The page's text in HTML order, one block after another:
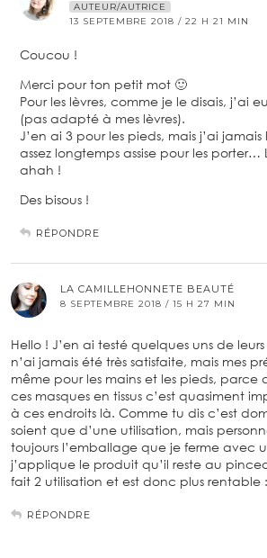
AUTEUR/AUTRICE
13 SEPTEMBRE 2018 / 22 H 21 MIN
Coucou !
Merci pour ton petit mot 🙂
Pour les lèvres, comme je le disais, j’ai
(pas adapté à mes lèvres).
J’en ai 3 pour les pieds, mais j’ai
assez longtemps assise pour les
ahah !
Des bisous !
RÉPONDRE
LA CAMILLEHONNETE BEAUTÉ
8 SEPTEMBRE 2018 / 15 H 27 MIN
Hello ! J’en ai testé quelques uns de
n’ai jamais été très satisfaite, mais mes
même pour les mains et les pieds, parce
ces masques en tissus c’est quasiment
à ces endroits là. Comme tu dis c’est
soient que d’une utilisation, mais
toujours l’emballage que je ferme avec
j’applique le produit qu’il reste au
fait 2 utilisation et est donc plus rentable
RÉPONDRE